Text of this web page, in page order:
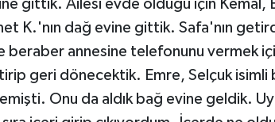
gittik. Ailesi evde olduğu için Kemal,
K.'nın dağ evine gittik. Safa'nın
beraber annesine telefonunu vermek
geri dönecektik. Emre, Selçuk isimli
Onu da aldık bağ evine geldik.